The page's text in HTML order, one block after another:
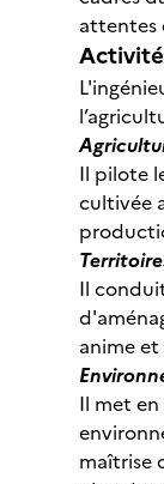
attentes
Il pilote
cultivée
Il
anime
Il met
maîtrise